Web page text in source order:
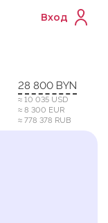
Вход
28 800 BYN
≈ 10 035 USD
≈ 8 300 EUR
≈ 778 378 RUB